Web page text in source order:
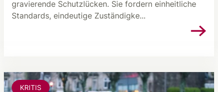
gravierende Schutzlücken. Sie fordern einheitliche
Standards, eindeutige Zuständigke...
KRITIS